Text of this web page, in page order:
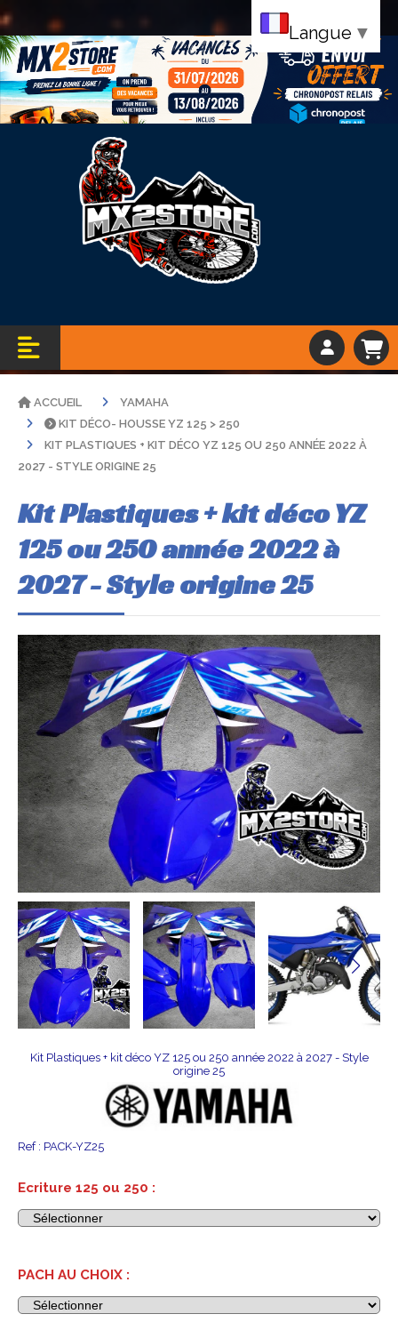
Bandeau vacance
ACCUEIL
YAMAHA
KIT DÉCO- HOUSSE YZ 125 > 250
KIT PLASTIQUES + KIT DÉCO YZ 125 OU 250 ANNÉE 2022 À
2027 - STYLE ORIGINE 25
Kit Plastiques + kit déco YZ
125 ou 250 année 2022 à
2027 - Style origine 25
Kit Plastiques + kit déco YZ 125 ou 250 année 2022 à 2027 - Style
origine 25
Ref : PACK-YZ25
Ecriture 125 ou 250 :
PACH AU CHOIX :
Langue ▼